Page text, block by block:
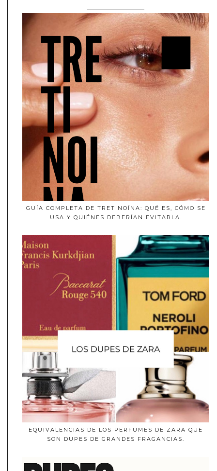
GUÍA COMPLETA DE TRETINOÍNA: QUÉ ES, CÓMO SE
USA Y QUIÉNES DEBERÍAN EVITARLA.
EQUIVALENCIAS DE LOS PERFUMES DE ZARA QUE
SON DUPES DE GRANDES FRAGANCIAS.